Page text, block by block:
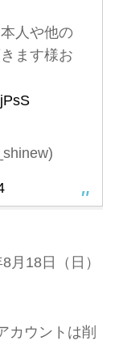
人や他の
ます様お
月18日（日）
カウントは削